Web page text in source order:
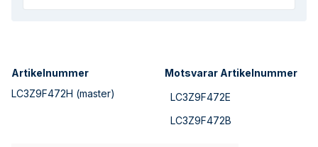
Artikelnummer
LC3Z9F472H (master)
Motsvarar Artikelnummer
LC3Z9F472E
LC3Z9F472B